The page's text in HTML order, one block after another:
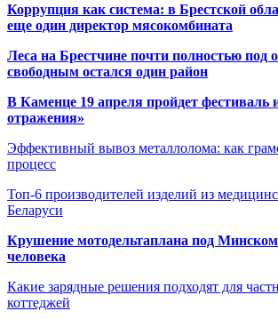
Коррупция как система: в Брестской
еще один директор мясокомбината
Леса на Брестчине почти полностью под
свободным остался один район
В Каменце 19 апреля пройдет фестиваль
отражения»
Эффективный вывоз металлолома: как
процесс
Топ-6 производителей изделий из
Беларуси
Крушение мотодельтаплана под
человека
Какие зарядные решения подходят для
коттеджей